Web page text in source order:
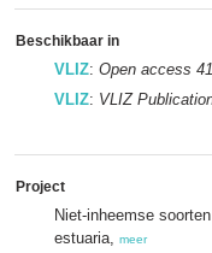
Beschikbaar in
VLIZ: Open access
VLIZ: VLIZ
Project
Niet-inheemse
estuaria, meer